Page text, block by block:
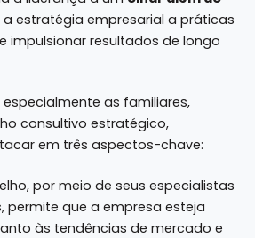
estratégia empresarial a práticas
impulsionar resultados de longo
as familiares,
consultivo estratégico,
em três aspectos-chave:
por meio de seus especialistas
permite que a empresa esteja
às tendências de mercado e